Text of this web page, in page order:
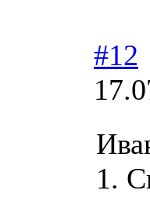
#12
1.